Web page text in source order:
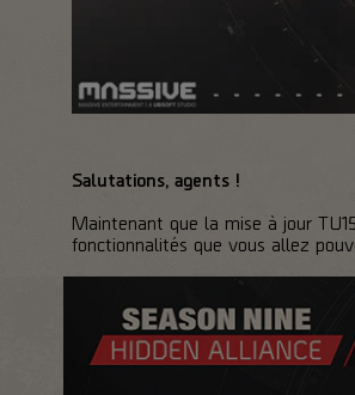
Salutations, agents !
Maintenant que la mise à jour
fonctionnalités que vous allez